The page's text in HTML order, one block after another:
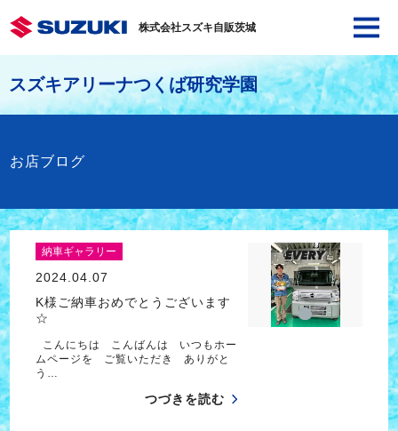
株式会社スズキ自販茨城
スズキアリーナつくば研究学園
お店ブログ
納車ギャラリー
2024.04.07
K様ご納車おめでとうございます
☆
こんにちは こんばんは いつもホー
ムページを ご覧いただき ありがと
う…
つづきを読む